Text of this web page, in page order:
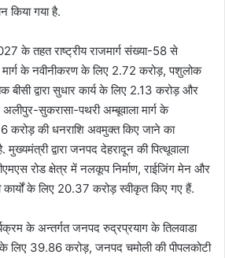
किया गया है.
के तहत राष्ट्रीय राजमार्ग संख्या-58 से
के नवीनीकरण के लिए 2.72 करोड़, पशुलोक
बीसी द्वारा सुधार कार्य के लिए 2.13 करोड़ और
अलीपुर-सुकरासा-पथरी अम्बूवाला मार्ग के
करोड़ की धनराशि अवमुक्त किए जाने का
द्वारा जनपद देहरादून की पित्थूवाला
रोड क्षेत्र में नलकूप निर्माण, राईजिंग मेन और
के लिए 20.37 करोड़ स्वीकृत किए गए हैं.
के अन्तर्गत जनपद रुद्रप्रयाग के तिलवाडा
लिए 39.86 करोड़, जनपद चमोली की पीपलकोटी